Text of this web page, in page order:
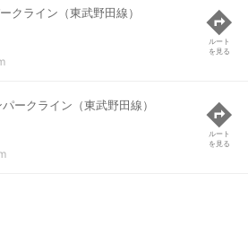
クライン（東武野田線）
ルート
を見る
ークライン（東武野田線）
ルート
を見る